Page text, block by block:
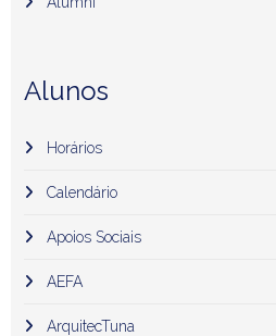
Alunos
Horários
Calendário
Apoios Sociais
AEFA
ArquitecTuna